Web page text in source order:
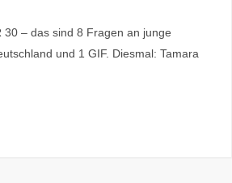
30 – das sind 8 Fragen an junge
und 1 GIF. Diesmal: Tamara